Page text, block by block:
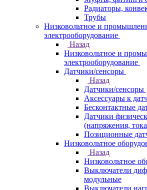
Радиаторы,
Трубы
Низковольтное и
электрооборудование
Назад
Низковольтное и
электрооборудование
Датчики/сенсоры
Назад
Датчики/сенсоры
Аксессуары к
Бесконтактные
Датчики
(напряжения,
Позиционные
Низковольтное
Назад
Низковольтное
Выключатели
модульные
Выключатели